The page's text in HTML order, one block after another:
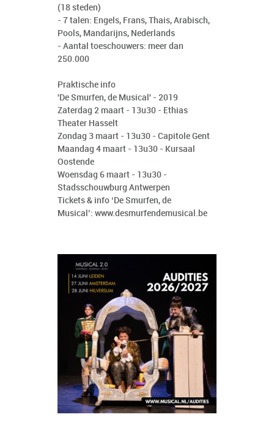
(18 steden)
- 7 talen: Engels, Frans, Thais, Arabisch,
Pools, Mandarijns, Nederlands
- Aantal toeschouwers: meer dan
250.000
Praktische info
'De Smurfen, de Musical' - 2019
Zaterdag 2 maart - 13u30 - Ethias
Theater Hasselt
Zondag 3 maart - 13u30 - Capitole Gent
Maandag 4 maart - 13u30 - Kursaal
Oostende
Woensdag 6 maart - 13u30 -
Stadsschouwburg Antwerpen
Tickets & info ‘De Smurfen, de
Musical’: www.desmurfendemusical.be